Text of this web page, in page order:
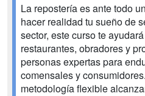
La repostería es ante todo
hacer realidad tu sueño de
sector, este curso te
restaurantes, obradores y
personas expertas para
comensales y
metodología flexible